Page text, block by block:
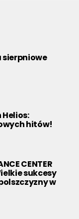
sierpniowe
hitów!
CENTER
sukcesy
w